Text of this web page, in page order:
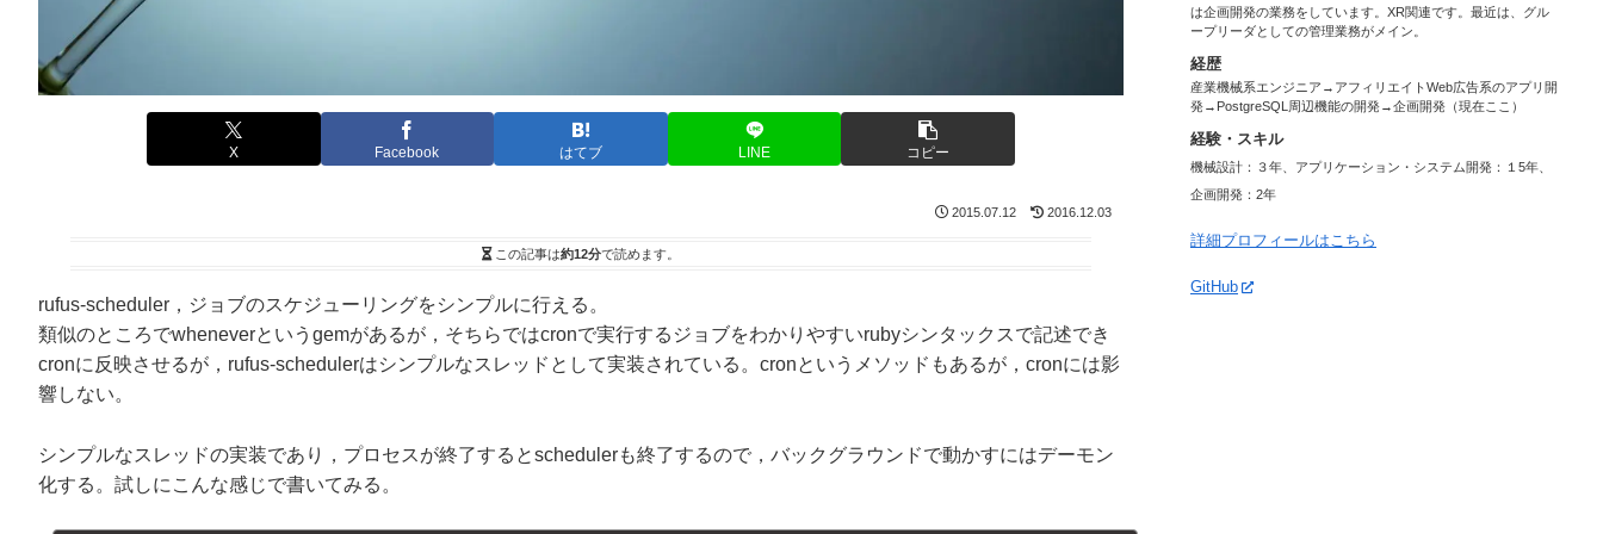
X Facebook はてブ LINE コピー
2015.07.12 2016.12.03
この記事は約12分で読めます。
rufus-scheduler，ジョブのスケジューリングをシンプルに行える。
類似のところでwheneverというgemがあるが，そちらではcronで実行するジョブをわかりやすいrubyシンタックスで記述でき
cronに反映させるが，rufus-schedulerはシンプルなスレッドとして実装されている。cronというメソッドもあるが，cronには影
響しない。
シンプルなスレッドの実装であり，プロセスが終了するとschedulerも終了するので，バックグラウンドで動かすにはデーモン
化する。試しにこんな感じで書いてみる。
は企画開発の業務をしています。XR関連です。最近は、グル
ープリーダとしての管理業務がメイン。
経歴
産業機械系エンジニア→アフィリエイトWeb広告系のアプリ開
発→PostgreSQL周辺機能の開発→企画開発（現在ここ）
経験・スキル
機械設計：３年、アプリケーション・システム開発：１5年、
企画開発：2年
詳細プロフィールはこちら
GitHub